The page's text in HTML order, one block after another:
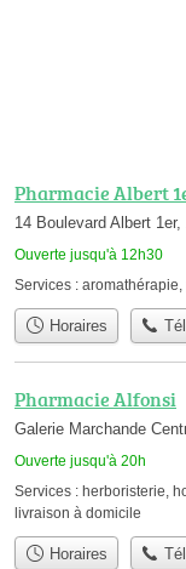
Pharmacie Albert
14 Boulevard Albert
Ouverte jusqu'à 12h30
Services : aromathérapie,
Horaires
Pharmacie Alfonsi
Galerie Marchande
Ouverte jusqu'à 20h
Services : herboristerie
livraison à domicile
Horaires